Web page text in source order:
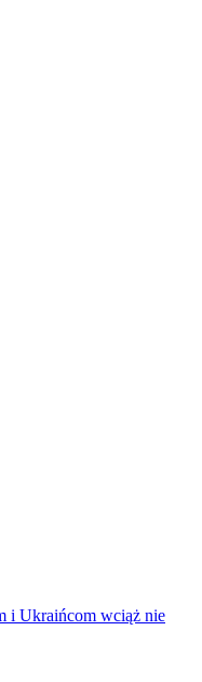
i Ukraińcom wciąż nie